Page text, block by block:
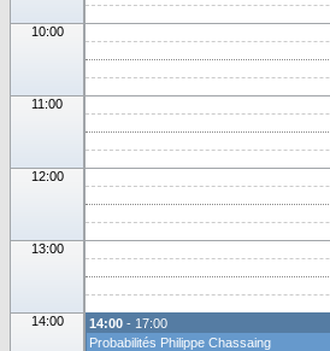
10:00
11:00
12:00
13:00
14:00 14:00 - 17:00
Probabilités Philippe Chassaing